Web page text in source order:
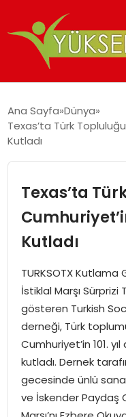
MALIYETLERINI
Ana Sayfa Dünya
Texas’ta Türk Topluluğu
Kutladı
Texas’ta
Kutladı
TURKSOTX
İstiklal Marşı
gösteren Turkish
derneği, Türk
Cumhuriyet’in 101.
kutladı. Dernek
gecesinde ünlü
ve İskender Paydaş